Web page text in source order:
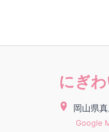
にぎ
岡山県
Google